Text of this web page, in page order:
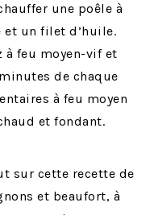
une poêle à
et un filet d’huile.
à feu moyen-vif et
de chaque
à feu moyen
et fondant.
sur cette recette de
et beaufort, à